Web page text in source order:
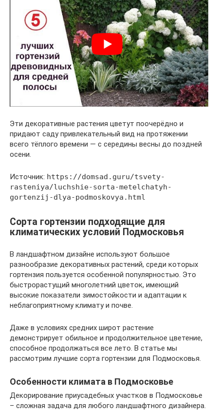
Эти декоративные растения цветут поочерёдно и
придают саду привлекательный вид на протяжении
всего тёплого времени — с середины весны до поздней
осени.
Источник: https://domsad.guru/tsvety-
rasteniya/luchshie-sorta-metelchatyh-
gortenzij-dlya-podmoskovya.html
Сорта гортензии подходящие для
климатических условий Подмосковья
В ландшафтном дизайне используют большое
разнообразие декоративных растений, среди которых
гортензия пользуется особенной популярностью. Это
быстрорастущий многолетний цветок, имеющий
высокие показатели зимостойкости и адаптации к
неблагоприятному климату и почве.
Даже в условиях средних широт растение
демонстрирует обильное и продолжительное цветение,
способное продолжаться все лето. В статье мы
рассмотрим лучшие сорта гортензии для Подмосковья.
Особенности климата в Подмосковье
Декорирование приусадебных участков в Подмосковье
– сложная задача для любого ландшафтного дизайнера.